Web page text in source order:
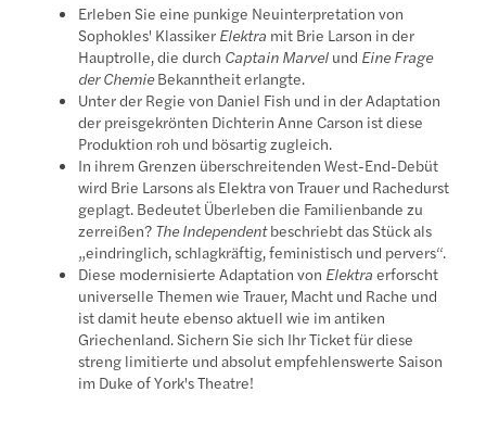
Erleben Sie eine punkige Neuinterpretation von
Sophokles' Klassiker Elektra mit Brie Larson in der
Hauptrolle, die durch Captain Marvel und Eine Frage
der ChemieBekanntheit erlangte.
Unter der Regie von Daniel Fish und in der Adaptation
der preisgekrönten Dichterin Anne Carson ist diese
Produktion roh und bösartig zugleich.
In ihrem Grenzen überschreitenden West-End-Debüt
wird Brie Larsons als Elektra von Trauer und Rachedurst
geplagt. Bedeutet Überleben die Familienbande zu
zerreißen? The Independentbeschriebt das Stück als
„eindringlich, schlagkräftig, feministisch und pervers“.
Diese modernisierte Adaptation von Elektra erforscht
universelle Themen wie Trauer, Macht und Rache und
ist damit heute ebenso aktuell wie im antiken
Griechenland. Sichern Sie sich Ihr Ticket für diese
streng limitierte und absolut empfehlenswerte Saison
im Duke of York's Theatre!